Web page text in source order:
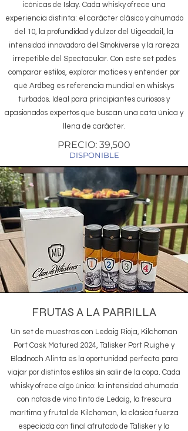
icónicas de Islay. Cada whisky ofrece una
experiencia distinta: el carácter clásico y ahumado
del 10, la profundidad y dulzor del Uigeadail, la
intensidad innovadora del Smokiverse y la rareza
irrepetible del Spectacular. Con este set podés
comparar estilos, explorar matices y entender por
qué Ardbeg es referencia mundial en whiskys
turbados. Ideal para principiantes curiosos y
apasionados expertos que buscan una cata única y
llena de carácter.
PRECIO: 39,500
DISPONIBLE
FRUTAS A LA PARRILLA
Un set de muestras con Ledaig Rioja, Kilchoman
Port Cask Matured 2024, Talisker Port Ruighe y
Bladnoch Alinta es la oportunidad perfecta para
viajar por distintos estilos sin salir de la copa. Cada
whisky ofrece algo único: la intensidad ahumada
con notas de vino tinto de Ledaig, la frescura
marítima y frutal de Kilchoman, la clásica fuerza
especiada con final afrutado de Talisker y la